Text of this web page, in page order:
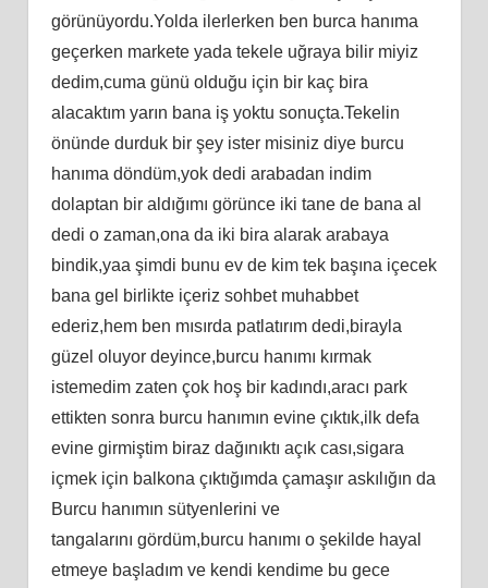
görünüyordu.Yolda ilerlerken ben burca hanıma
geçerken markete yada tekele uğraya bilir miyiz
dedim,cuma günü olduğu için bir kaç bira
alacaktım yarın bana iş yoktu sonuçta.Tekelin
önünde durduk bir şey ister misiniz diye burcu
hanıma döndüm,yok dedi arabadan indim
dolaptan bir aldığımı görünce iki tane de bana al
dedi o zaman,ona da iki bira alarak arabaya
bindik,yaa şimdi bunu ev de kim tek başına içecek
bana gel birlikte içeriz sohbet muhabbet
ederiz,hem ben mısırda patlatırım dedi,birayla
güzel oluyor deyince,burcu hanımı kırmak
istemedim zaten çok hoş bir kadındı,aracı park
ettikten sonra burcu hanımın evine çıktık,ilk defa
evine girmiştim biraz dağınıktı açık cası,sigara
içmek için balkona çıktığımda çamaşır askılığın da
Burcu hanımın sütyenlerini ve
tangalarını gördüm,burcu hanımı o şekilde hayal
etmeye başladım ve kendi kendime bu gece